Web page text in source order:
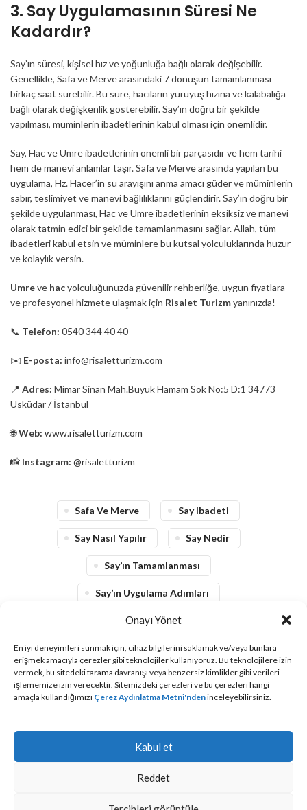
Onayı Yönet
En iyi deneyimleri sunmak için, cihaz bilgilerini saklamak ve/veya bunlara
erişmek amacıyla çerezler gibi teknolojiler kullanıyoruz. Bu teknolojilere izin
vermek, bu sitedeki tarama davranışı veya benzersiz kimlikler gibi verileri
işlememize izin verecektir. Sitemizdeki çerezleri ve bu çerezleri hangi
amaçla kullandığımızı Çerez Aydınlatma Metni'ndeninceleyebilirsiniz.
Kabul et
Reddet
3. Say Uygulamasının Süresi Ne
Kadardır?
Say’ın süresi, kişisel hız ve yoğunluğa bağlı olarak değişebilir.
Genellikle, Safa ve Merve arasındaki 7 dönüşün tamamlanması
birkaç saat sürebilir. Bu süre, hacıların yürüyüş hızına ve kalabalığa
bağlı olarak değişkenlik gösterebilir. Say’ın doğru bir şekilde
yapılması, müminlerin ibadetlerinin kabul olması için önemlidir.
Say, Hac ve Umre ibadetlerinin önemli bir parçasıdır ve hem tarihi
hem de manevi anlamlar taşır. Safa ve Merve arasında yapılan bu
uygulama, Hz. Hacer’in su arayışını anma amacı güder ve müminlerin
sabır, teslimiyet ve manevi bağlılıklarını güçlendirir. Say’ın doğru bir
şekilde uygulanması, Hac ve Umre ibadetlerinin eksiksiz ve manevi
olarak tatmin edici bir şekilde tamamlanmasını sağlar. Allah, tüm
ibadetleri kabul etsin ve müminlere bu kutsal yolculuklarında huzur
ve kolaylık versin.
Umreve hacyolculuğunuzda güvenilir rehberliğe, uygun fiyatlara
ve profesyonel hizmete ulaşmak için Risalet Turizmyanınızda!
📞 Telefon: 0540 344 40 40
✉️ E-posta: info@risaletturizm.com
📍 Adres: Mimar Sinan Mah.Büyük Hamam Sok No:5 D:1 34773
Üsküdar / İstanbul
🌐Web: www.risaletturizm.com
📸 Instagram: @risaletturizm
Safa Ve Merve Say Ibadeti
Say Nasıl Yapılır Say Nedir
Say’ın Tamamlanması
Say’ın Uygulama Adımları
Say’ın Yapılacağı Yerler
Daha yeni Daha eski
Çerez Politikası
addressbooking.com
Turizm’e aittir.